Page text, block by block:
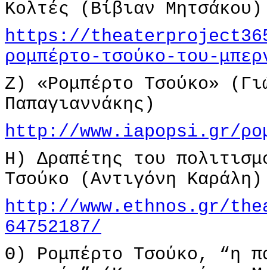
Κολτές (Βίβιαν Μητσάκου)
https://
ρομπέρτο-τσούκο-του-
Ζ) «Ρομπέρτο Τσούκο»
Παπαγιαννάκης)
http://www.iapopsi.gr/
Η) Δραπέτης του
Τσούκο (Αντιγόνη Καράλη)
http://www.ethnos.gr/
64752187/
Θ) Ρομπέρτο Τσούκο, “η